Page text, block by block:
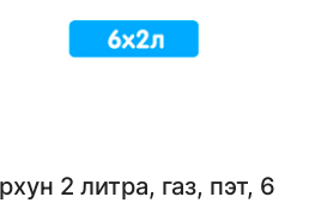
2 литра, газ, пэт, 6